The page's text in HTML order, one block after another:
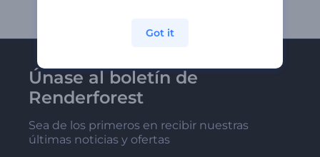
Únase al boletín de
Renderforest
Sea de los primeros en recibir nuestras
últimas noticias y ofertas
Got it